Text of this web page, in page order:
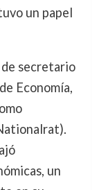
un papel
de secretario
Economía,
un